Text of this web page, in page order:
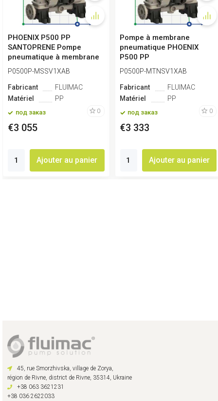
PHOENIX P500 PP
SANTOPRENE Pompe
pneumatique à membrane
ATEX
P0500P-MSSV1XAB
Fabricant
FLUIMAC
Matériel
PP
под заказ 0
€3 055
Ajouter au panier
Pompe à membrane
pneumatique PHOENIX
P500 PP
SANTOPRENE+PTFE ATEX
P0500P-MTNSV1XAB
Fabricant
FLUIMAC
Matériel
PP
под заказ 0
€3 333
Ajouter au panier
45, rue Smorzhivska, village de Zorya,
région de Rivne, district de Rivne, 35314, Ukraine
+38 063 3621231
+38 036 2622033